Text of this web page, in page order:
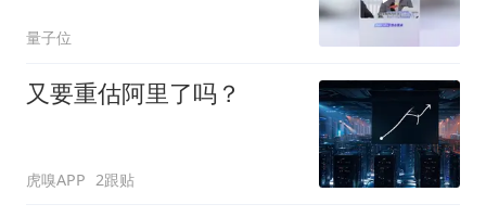
量子位
又要重估阿里了吗？
虎嗅APP 2跟贴